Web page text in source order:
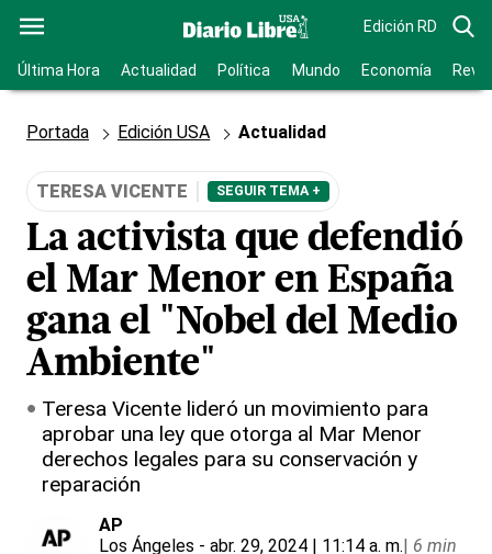
Edición RD
Última Hora Actualidad Política Mundo Economía
Portada Edición USA Actualidad
TERESA VICENTE SEGUIR TEMA +
La activista que defendió
el Mar Menor en España
gana el "Nobel del Medio
Ambiente"
Teresa Vicente lideró un movimiento para
aprobar una ley que otorga al Mar Menor
derechos legales para su conservación y
reparación
AP
Los Ángeles - abr. 29, 2024 | 11:14 a. m.| 6 min